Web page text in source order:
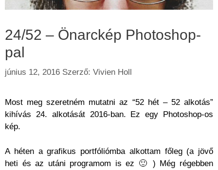
24/52 – Önarckép Photoshop-
pal
június 12, 2016 Szerző: Vivien Holl
Most meg szeretném mutatni az “52 hét – 52 alkotás”
kihívás 24. alkotását 2016-ban. Ez egy Photoshop-os
kép.
A héten a grafikus portfóliómba alkottam főleg (a jövő
heti és az utáni programom is ez 🙂 ) Még régebben